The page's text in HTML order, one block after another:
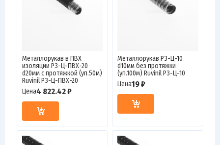
Металлорукав в ПВХ
изоляции Р3-Ц-ПВХ-20
d20мм с протяжкой (уп.50м)
Ruvinil Р3-Ц-ПВХ-20
Цена4 822.42 ₽
Металлорукав Р3-Ц-10
d10мм без протяжки
(уп.100м) Ruvinil Р3-Ц-10
Цена19 ₽